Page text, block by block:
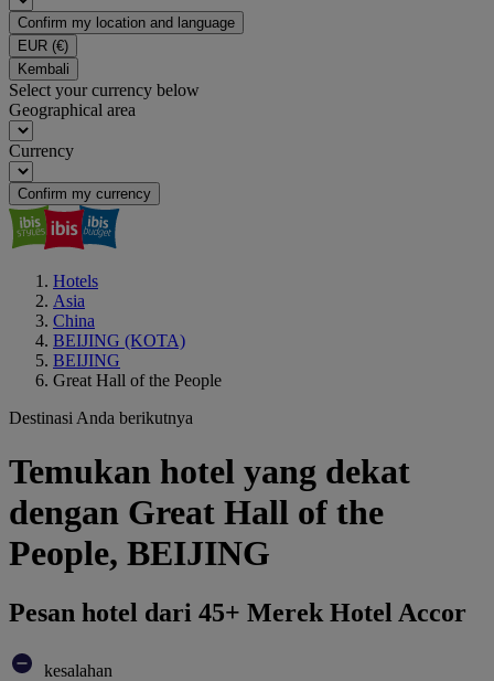
Confirm my location and language
EUR (€)
Kembali
Select your currency below
Geographical area
Currency
Confirm my currency
Hotels
Asia
China
BEIJING (KOTA)
BEIJING
Great Hall of the People
Destinasi Anda berikutnya
Temukan hotel yang dekat
dengan Great Hall of the
People, BEIJING
Pesan hotel dari 45+ Merek Hotel Accor
kesalahan